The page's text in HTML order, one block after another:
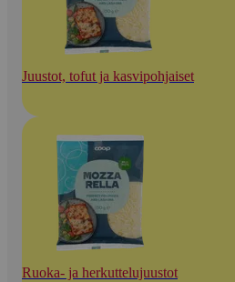
Juustot, tofut ja kasvipohjaiset
Ruoka- ja herkuttelujuustot